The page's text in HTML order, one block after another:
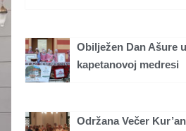
Obilježen Dan Ašure
kapetanovoj medresi
Održana Večer